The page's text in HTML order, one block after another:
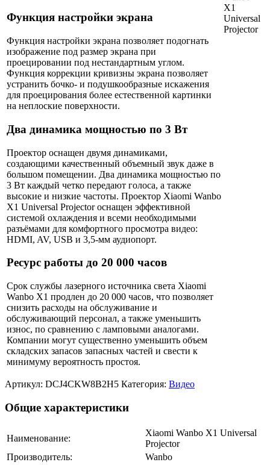
Функция настройки экрана
Функция настройки экрана позволяет подогнать
изображение под размер экрана при
проецировании под нестандартным углом.
Функция коррекции кривизны экрана позволяет
устранить бочко- и подушкообразные искажения
для проецирования более естественной картинки
на неплоские поверхности.
Два динамика мощностью по 3 Вт
Проектор оснащен двумя динамиками,
создающими качественный объемный звук даже в
большом помещении. Два динамика мощностью по
3 Вт каждый четко передают голоса, а также
высокие и низкие частоты. Проектор Xiaomi Wanbo
X1 Universal Projector оснащен эффективной
системой охлаждения и всеми необходимыми
разъёмами для комфортного просмотра видео:
HDMI, AV, USB и 3,5-мм аудиопорт.
Ресурс работы до 20 000 часов
Срок службы лазерного источника света Xiaomi
Wanbo X1 продлен до 20 000 часов, что позволяет
снизить расходы на обслуживание и
обслуживающий персонал, а также уменьшить
износ, по сравнению с ламповыми аналогами.
Компании могут существенно уменьшить объем
складских запасов запасных частей и свести к
минимуму вероятность простоя.
Артикул: DCJ4CKW8B2H5 Категория: Видео
Общие характеристики
Наименование:
Xiaomi Wanbo X1 Universal
Projector
Производитель:
Wanbo